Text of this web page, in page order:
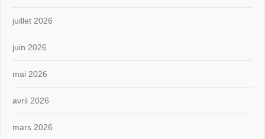
juillet 2026
juin 2026
mai 2026
avril 2026
mars 2026